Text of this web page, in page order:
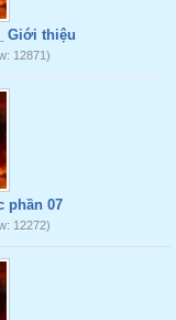
Giới thiệu
12871)
phần 07
12272)